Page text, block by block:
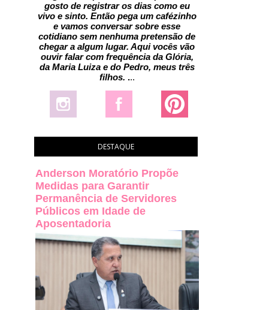
gosto de registrar os dias como eu
vivo e sinto. Então pega um cafézinho
e vamos conversar sobre esse
cotidiano sem nenhuma pretensão de
chegar a algum lugar. Aqui vocês vão
ouvir falar com frequência da Glória,
da Maria Luiza e do Pedro, meus três
filhos. ...
DESTAQUE
Anderson Moratório Propõe
Medidas para Garantir
Permanência de Servidores
Públicos em Idade de
Aposentadoria